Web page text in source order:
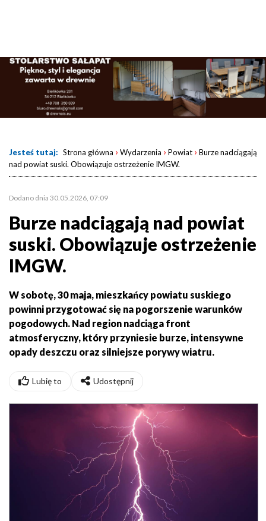
Jesteś tutaj: Strona główna › Wydarzenia › Powiat › Burze nadciągają
nad powiat suski. Obowiązuje ostrzeżenie IMGW.
Dodano dnia 30.05.2026, 07:09
Burze nadciągają nad powiat
suski. Obowiązuje ostrzeżenie
IMGW.
W sobotę, 30 maja, mieszkańcy powiatu suskiego
powinni przygotować się na pogorszenie warunków
pogodowych. Nad region nadciąga front
atmosferyczny, który przyniesie burze, intensywne
opady deszczu oraz silniejsze porywy wiatru.
Lubię to Udostępnij